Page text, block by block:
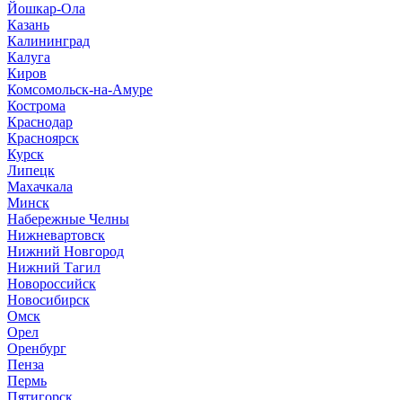
Йошкар-Ола
Казань
Калининград
Калуга
Киров
Комсомольск-на-Амуре
Кострома
Краснодар
Красноярск
Курск
Липецк
Махачкала
Минск
Набережные Челны
Нижневартовск
Нижний Новгород
Нижний Тагил
Новороссийск
Новосибирск
Омск
Орел
Оренбург
Пенза
Пермь
Пятигорск